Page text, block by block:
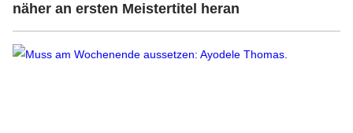
näher an ersten Meistertitel heran